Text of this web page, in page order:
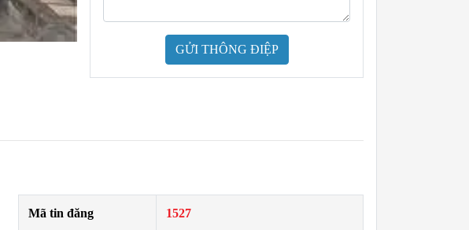
GỬI THÔNG ĐIỆP
Mã tin đăng 1527